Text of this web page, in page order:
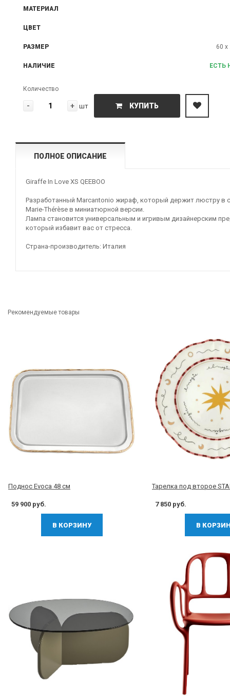
МАТЕРИАЛ
ЦВЕТ
РАЗМЕР 60 x
НАЛИЧИЕ ЕСТЬ
Количество
- + шт КУПИТЬ
ПОЛНОЕ ОПИСАНИЕ
Giraffe In Love XS QEEBOO
Разработанный Marcantonio жираф, который держит люстру в
Marie-Thérèse в миниатюрной версии.
Лампа становится универсальным и игривым дизайнерским
который избавит вас от стресса.
Страна-производитель: Италия
Рекомендуемые товары
Поднос Evoca 48 см
59 900 руб.
В КОРЗИНУ
Тарелка под второе
7 850 руб.
В